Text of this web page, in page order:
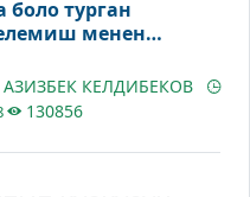
турган
менен
АЗИЗБЕК КЕЛДИБЕКОВ
130856